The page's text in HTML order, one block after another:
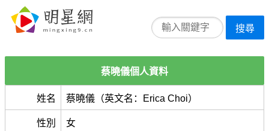
搜尋
蔡曉儀個人資料
姓名 蔡曉儀（英文名：Erica Choi）
性別 女